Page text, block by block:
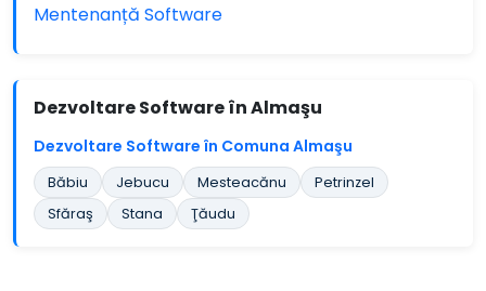
Mentenanță Software
Dezvoltare Software în Almaşu
Dezvoltare Software în Comuna Almaşu
Băbiu Jebucu Mesteacănu
Petrinzel
Sfăraş
Stana Ţăudu